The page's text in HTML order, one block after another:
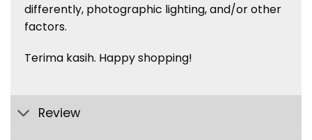
differently, photographic lighting, and/or other
factors.
Terima kasih. Happy shopping!
Review